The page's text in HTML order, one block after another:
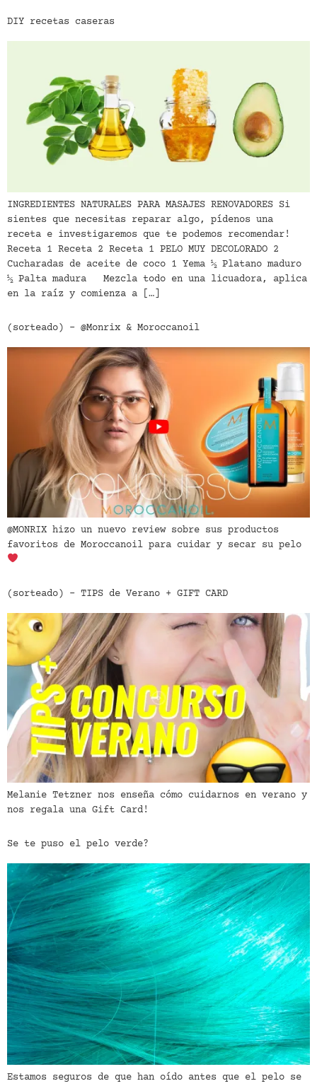
DIY recetas caseras
INGREDIENTES NATURALES PARA MASAJES RENOVADORES Si
sientes que necesitas reparar algo, pídenos una
receta e investigaremos que te podemos recomendar!
Receta 1 Receta 2 Receta 1 PELO MUY DECOLORADO 2
Cucharadas de aceite de coco 1 Yema ½ Platano maduro
½ Palta madura Mezcla todo en una licuadora, aplica
en la raíz y comienza a […]
(sorteado) – @Monrix & Moroccanoil
@MONRIX hizo un nuevo review sobre sus productos
favoritos de Moroccanoil para cuidar y secar su pelo
(sorteado) – TIPS de Verano + GIFT CARD
Melanie Tetzner nos enseña cómo cuidarnos en verano y
nos regala una Gift Card!
Se te puso el pelo verde?
Estamos seguros de que han oído antes que el pelo se